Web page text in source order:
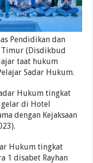
Pendidikan dan
Timur (Disdikbud
taat hukum
Sadar Hukum.
Hukum tingkat
di Hotel
dengan Kejaksaan
Hukum tingkat
1 disabet Rayhan